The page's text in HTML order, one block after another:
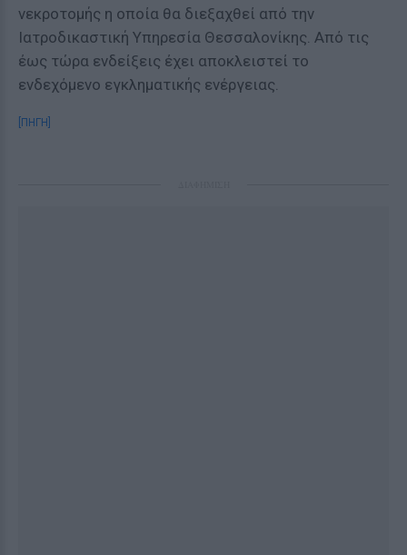
νεκροτομής η οποία θα διεξαχθεί από την
Ιατροδικαστική Υπηρεσία Θεσσαλονίκης. Από τις
έως τώρα ενδείξεις έχει αποκλειστεί το
ενδεχόμενο εγκληματικής ενέργειας.
[ΠΗΓΗ]